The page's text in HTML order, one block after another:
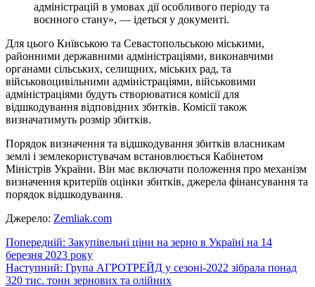
адміністрацій в умовах дії особливого періоду та
воєнного стану», — ідеться у документі.
Для цього Київською та Севастопольською міськими,
районними державними адміністраціями, виконавчими
органами сільських, селищних, міських рад, та
військовоцивільними адміністраціями, військовими
адміністраціями будуть створюватися комісії для
відшкодування відповідних збитків. Комісії також
визначатимуть розмір збитків.
Порядок визначення та відшкодування збитків власникам
землі і землекористувачам встановлюється Кабінетом
Міністрів України. Він має включати положення про механізм
визначення критеріїв оцінки збитків, джерела фінансування та
порядок відшкодування.
Джерело: Zemliak.com
Навігація
записів
Попередній: Закупівельні ціни на зерно в Україні на 14
березня 2023 року
Наступний: Група АГРОТРЕЙД у сезоні-2022 зібрала понад
320 тис. тонн зернових та олійних